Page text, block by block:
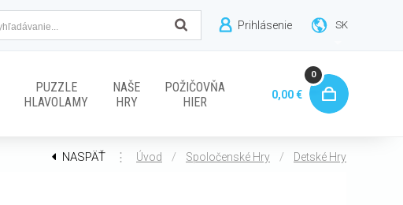
SK
PUZZLE
HLAVOLAMY
NAŠE
HRY
POŽIČOVŇA
HIER
Prihlásenie
0,00 €
0
NASPÄŤ ⋮ Úvod / Spoločenské Hry / Detské Hry